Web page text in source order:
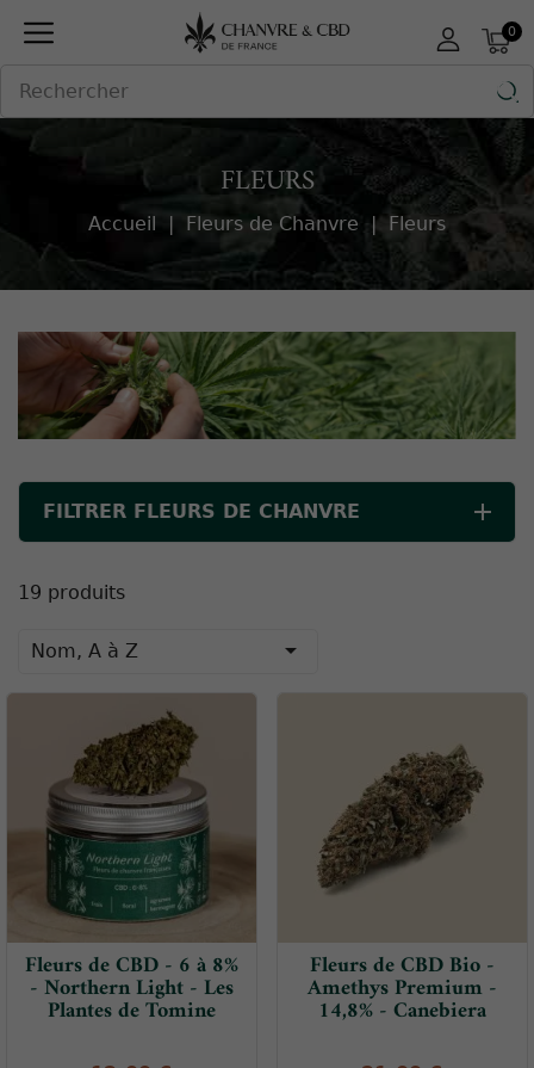
0

FLEURS
Accueil Fleurs de Chanvre Fleurs
FILTRER FLEURS DE CHANVRE
19 produits
Nom, A à Z 
Fleurs de CBD - 6 à 8%
- Northern Light - Les
Plantes de Tomine
Fleurs de CBD Bio -
Amethys Premium -
14,8% - Canebiera
Panneau de gestion des cookies